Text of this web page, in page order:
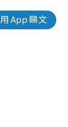
用 App 睇文